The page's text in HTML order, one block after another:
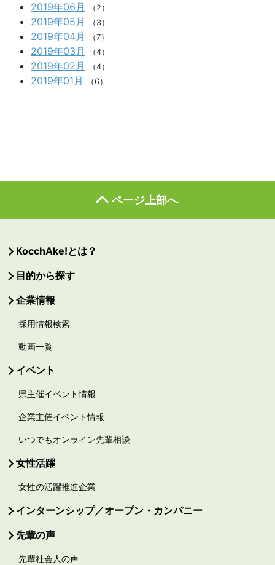
2019年06月 （2）
2019年05月 （3）
2019年04月 （7）
2019年03月 （4）
2019年02月 （4）
2019年01月 （6）
ページ上部へ
KocchAke!とは？
目的から探す
企業情報
採用情報検索
動画一覧
イベント
県主催イベント情報
企業主催イベント情報
いつでもオンライン先輩相談
女性活躍
女性の活躍推進企業
インターンシップ／オープン・カンパニー
先輩の声
先輩社会人の声